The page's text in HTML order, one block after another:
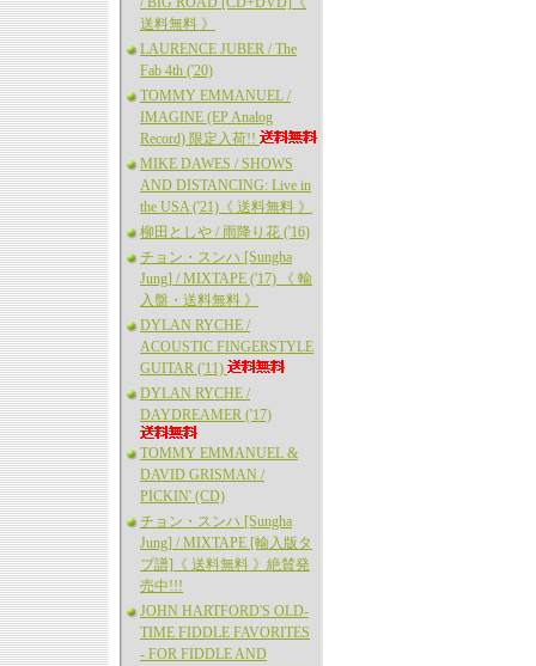
送料無料 》
LAURENCE JUBER / The
Fab 4th ('20)
TOMMY EMMANUEL /
IMAGINE (EP Analog
Record) 限定入荷!!
MIKE DAWES / SHOWS
AND DISTANCING: Live in
the USA ('21)《 送料無料 》
柳田としや / 雨降り花 ('16)
チョン・スンハ [Sungha
Jung] / MIXTAPE ('17) 《 輸
入盤・送料無料 》
DYLAN RYCHE /
ACOUSTIC FINGERSTYLE
GUITAR ('11)
DYLAN RYCHE /
DAYDREAMER ('17)
TOMMY EMMANUEL &
DAVID GRISMAN /
PICKIN' (CD)
チョン・スンハ [Sungha
Jung] / MIXTAPE [輸入版タ
ブ譜]《 送料無料 》絶賛発
売中!!!
JOHN HARTFORD'S OLD-
TIME FIDDLE FAVORITES
- FOR FIDDLE AND